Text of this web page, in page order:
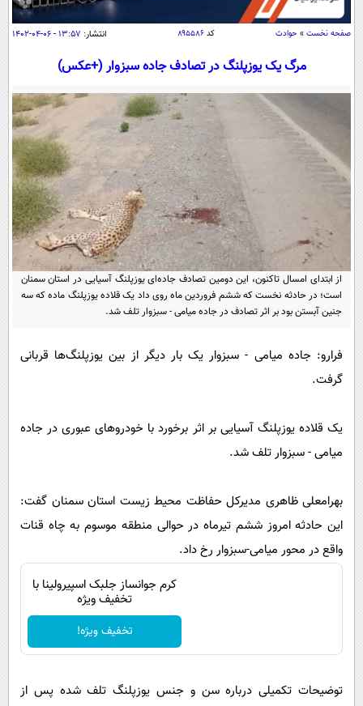
اقتصاد
اقتصادی
جامعه
حوادث
سلامت
یک برش دانایی
محیط زیست
سفر و تفریح
بین الملل
سیاست خارجی
فرهنگ و هنر
علم و دانش
فناوری و It
علمی
اخبار کریپتو
قرآن
گوناگون
سرگرمی
باشگاه مغز
مجله تصویری سلاح
فیلم
اقتصاد
ورزش
گوناگون
سلامت
فرهنگی
بین الملل
عصر ایران 2
خواندنی ها و دیدنی ها
آشپزی
آموزش زبان
صفحه نخست » حوادث کد۸۹۵۵۸۶ انتشار: ۱۳:۵۷ - ۰۶-۰۴-۱۴۰۲
مرگ یک یوزپلنگ در تصادف جاده سبزوار (+عکس)
از ابتدای امسال تاکنون، این دومین تصادف جاده‌ای یوزپلنگ آسیایی در استان سمنان
است؛ در حادثه نخست که ششم فروردین ماه روی داد یک قلاده یوزپلنگ ماده که سه
جنین آبستن بود بر اثر تصادف در جاده میامی - سبزوار تلف شد.
فرارو: جاده میامی - سبزوار یک بار دیگر از بین یوزپلنگ‌ها قربانی
گرفت.
یک قلاده یوزپلنگ آسیایی بر اثر برخورد با خودرو‌های عبوری در جاده
میامی - سبزوار تلف شد.
بهرامعلی ظاهری مدیرکل حفاظت محیط زیست استان سمنان گفت:
این حادثه امروز ششم تیرماه در حوالی منطقه موسوم به چاه قنات
واقع در محور میامی-سبزوار رخ داد.
کرم جوانساز جلبک اسپیرولینا با
تخفیف ویژه
تخفیف ویژه!
توضیحات تکمیلی درباره سن و جنس یوزپلنگ تلف شده پس از